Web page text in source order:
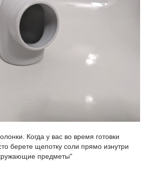
Когда у вас во время готовки
берете щепотку соли прямо изнутри
предметы"